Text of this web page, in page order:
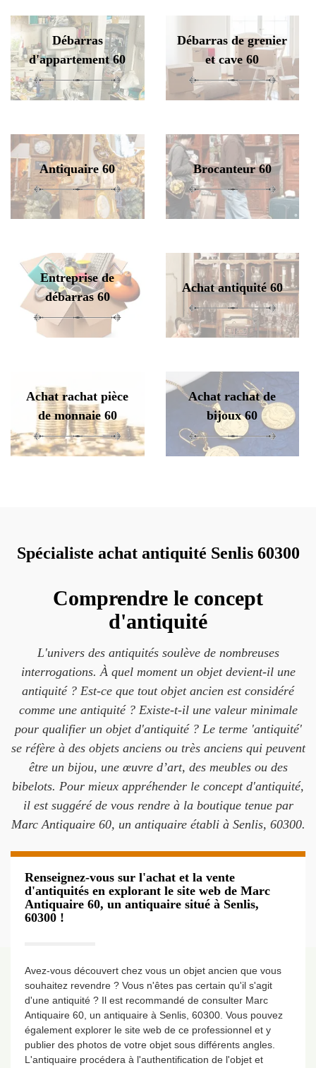
Débarras
d'appartement 60
Débarras de grenier
et cave 60
Antiquaire 60 Brocanteur 60
Entreprise de
débarras 60
Achat antiquité 60
Achat rachat pièce
de monnaie 60
Achat rachat de
bijoux 60
Spécialiste achat antiquité Senlis 60300
Comprendre le concept
d'antiquité
L'univers des antiquités soulève de nombreuses
interrogations. À quel moment un objet devient-il une
antiquité ? Est-ce que tout objet ancien est considéré
comme une antiquité ? Existe-t-il une valeur minimale
pour qualifier un objet d'antiquité ? Le terme 'antiquité'
se réfère à des objets anciens ou très anciens qui peuvent
être un bijou, une œuvre d’art, des meubles ou des
bibelots. Pour mieux appréhender le concept d'antiquité,
il est suggéré de vous rendre à la boutique tenue par
Marc Antiquaire 60, un antiquaire établi à Senlis, 60300.
Renseignez-vous sur l'achat et la vente
d'antiquités en explorant le site web de Marc
Antiquaire 60, un antiquaire situé à Senlis,
60300 !
Avez-vous découvert chez vous un objet ancien que vous
souhaitez revendre ? Vous n'êtes pas certain qu'il s'agit
d'une antiquité ? Il est recommandé de consulter Marc
Antiquaire 60, un antiquaire à Senlis, 60300. Vous pouvez
également explorer le site web de ce professionnel et y
publier des photos de votre objet sous différents angles.
L'antiquaire procédera à l'authentification de l'objet et